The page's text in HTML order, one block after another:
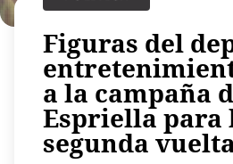
Virales
Tecnología
Economía
Estilo de vida
Contenido patrocinado
Figuras del
a la campaña
Espriella para
segunda